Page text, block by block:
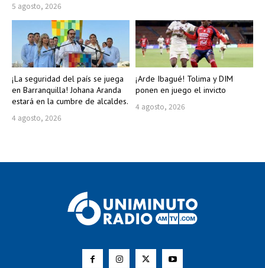
5 agosto, 2026
¡La seguridad del país se juega
en Barranquilla! Johana Aranda
estará en la cumbre de alcaldes.
4 agosto, 2026
¡Arde Ibagué! Tolima y DIM
ponen en juego el invicto
4 agosto, 2026